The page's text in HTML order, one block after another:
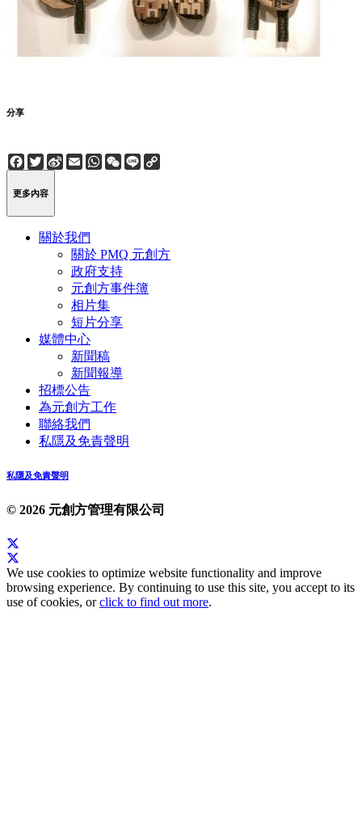
分享
Facebook
Twitter
Sina
Weibo
EmailWhatsApp
WeChat
Line
更多內容
關於我們
關於 PMQ 元創方
政府支持
元創方事件簿
相片集
短片分享
媒體中心
新聞稿
新聞報導
招標公告
為元創方工作
聯絡我們
私隱及免責聲明
私隱及免責聲明
© 2026 元創方管理有限公司
We use cookies to optimize website functionality and improve
browsing experience. By continuing to use this site, you accept to its
use of cookies, orclick to find out more.